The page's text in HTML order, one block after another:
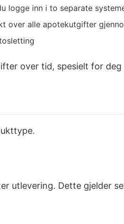
logge inn i to separate
over alle apotekutgifter
over tid, spesielt for
utlevering. Dette gjelder